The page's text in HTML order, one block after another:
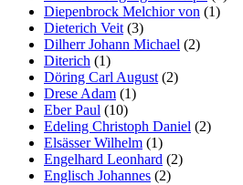
Diepenbrock Melchior von (1)
Dieterich Veit (3)
Dilherr Johann Michael (2)
Diterich (1)
Döring Carl August (2)
Drese Adam (1)
Eber Paul (10)
Edeling Christoph Daniel (2)
Elsässer Wilhelm (1)
Engelhard Leonhard (2)
Englisch Johannes (2)